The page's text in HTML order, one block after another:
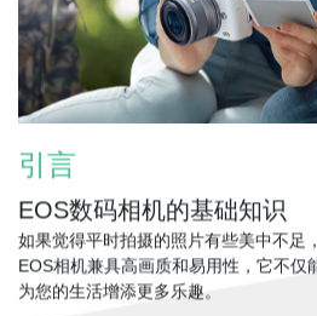
引言
EOS数码相机的基础知识
如果觉得平时拍摄的照片有些美中不足
EOS相机兼具高画质和易用性，它不仅